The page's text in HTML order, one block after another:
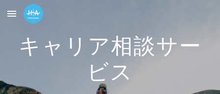
Skip to main content
キャリア相談サー
ビス